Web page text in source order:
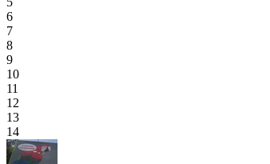
6
7
8
9
10
11
12
13
14